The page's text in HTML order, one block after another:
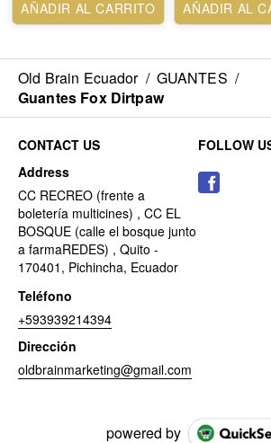
AÑADIR AL CARRITO AÑADIR AL
Old Brain Ecuador / GUANTES /
Guantes Fox Dirtpaw
CONTACT US
Address
CC RECREO (frente a
boletería multicines) , CC EL
BOSQUE (calle el bosque junto
a farmaREDES) , Quito -
170401, Pichincha, Ecuador
Teléfono
+593939214394
Dirección
oldbrainmarketing@gmail.com
FOLLOW
powered by